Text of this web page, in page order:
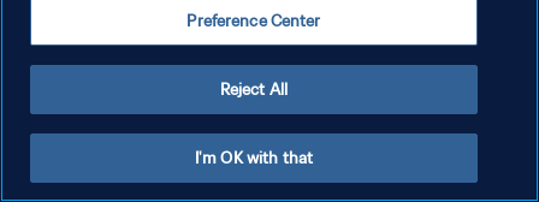
Preference Center
Reject All
I'm OK with that